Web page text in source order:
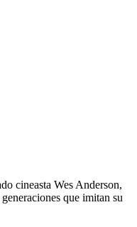
cineasta Wes Anderson,
que imitan su